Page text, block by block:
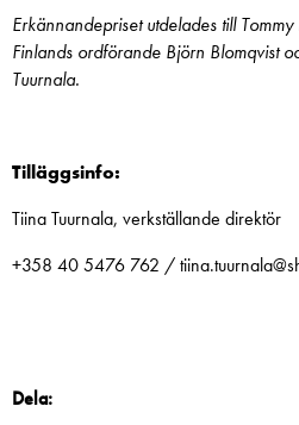
Erkännandepriset utdelades till
Finlands ordförande Björn Blomqvist
Tuurnala.
Tilläggsinfo:
Tiina Tuurnala, verkställande direktör
+358 40 5476 762 /
Dela: